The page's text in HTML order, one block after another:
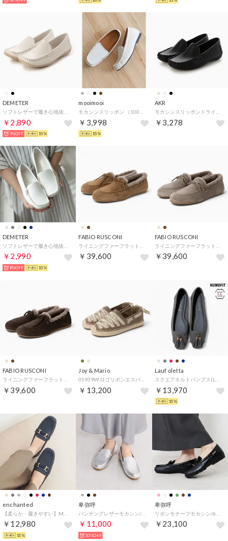
DEMETER
￥2,890
9%OFF 15%
mooimooi
￥3,998
15%
AKR
￥3,278
DEMETER
￥2,990
8%OFF 15%
FABIO RUSCONI
￥39,600
FABIO RUSCONI
￥39,600
FABIO RUSCONI
ライニングファーフラットモカシューズ （ダークブラウンスウェード）
￥39,600
Joy & Mario
05939W ロゴリボンエスパドリーユ （カーキ）
￥13,200
Lauf oletta
スクエアキルトパンプス(LH120) （GRAY-S）
￥13,970
15%
enchanted
￥12,980
15%
卑弥呼
￥11,000
50%OFF
卑弥呼
￥23,100